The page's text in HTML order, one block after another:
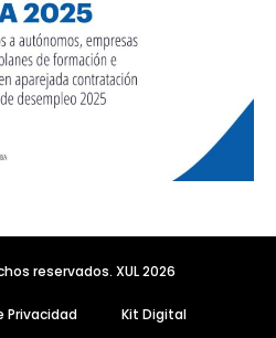
reservados. XUL 2026
Privacidad Kit Digital